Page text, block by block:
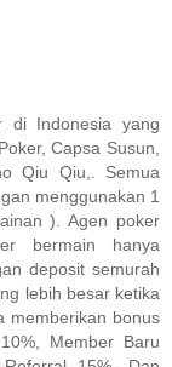
di Indonesia yang
Capsa Susun,
Qiu Qiu,. Semua
menggunakan 1
). Agen poker
bermain hanya
deposit semurah
lebih besar ketika
memberikan bonus
Member Baru